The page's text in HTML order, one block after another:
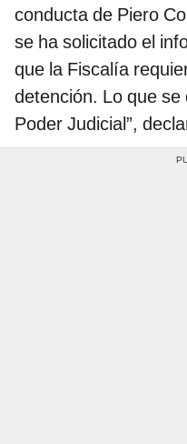
conducta de Piero
se ha solicitado el
que la Fiscalía
detención. Lo que
Poder Judicial”,